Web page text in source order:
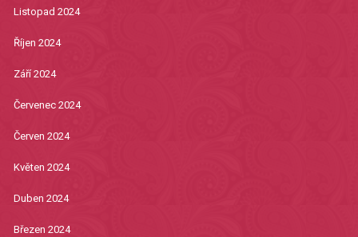
Listopad 2024
Říjen 2024
Září 2024
Červenec 2024
Červen 2024
Květen 2024
Duben 2024
Březen 2024